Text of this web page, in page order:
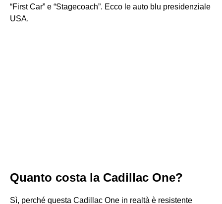
“First Car” e “Stagecoach”. Ecco le auto blu presidenziale
USA.
Quanto costa la Cadillac One?
Sì, perché questa Cadillac One in realtà è resistente